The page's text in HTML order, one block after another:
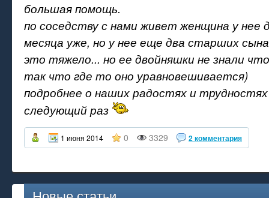
большая помощь.
по соседству с нами живет женщина у нее
месяца уже, но у нее еще два старших
это тяжело... но ее двойняшки не знали
так что где то оно уравновешивается)
подробнее о наших радостях и
следующий раз
1 июня 2014 0 3329 2 комментария